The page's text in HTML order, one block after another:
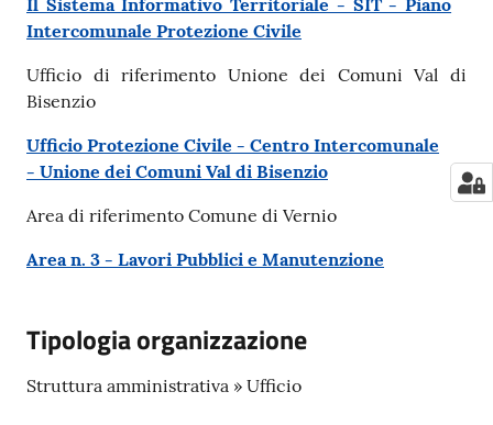
Il Sistema Informativo Territoriale - SIT - Piano
Intercomunale Protezione Civile
Ufficio di riferimento Unione dei Comuni Val di
Bisenzio
Ufficio Protezione Civile - Centro Intercomunale
- Unione dei Comuni Val di Bisenzio
Area di riferimento Comune di Vernio
Area n. 3 - Lavori Pubblici e Manutenzione
Tipologia organizzazione
Struttura amministrativa » Ufficio